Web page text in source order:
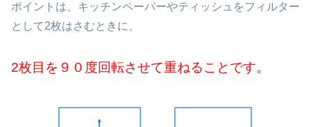
ポイントは、キッチンペーパーやティッシュをフィルター
として2枚はさむときに、
2枚目を９０度回転させて重ねることです。